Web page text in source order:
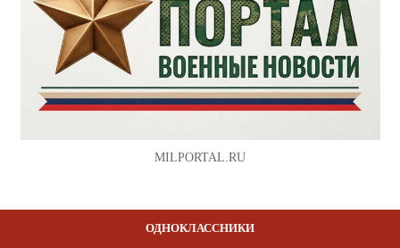
MILPORTAL.RU
ОДНОКЛАССНИКИ